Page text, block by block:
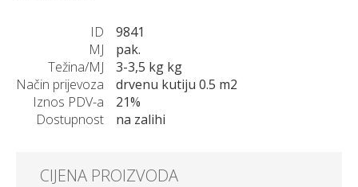
ID
9841
MJ
pak.
Težina/MJ
3-3,5 kg kg
Način prijevoza
drvenu kutiju 0.5 m2
Iznos PDV-a
21%
Dostupnost
na zalihi
CIJENA PROIZVODA